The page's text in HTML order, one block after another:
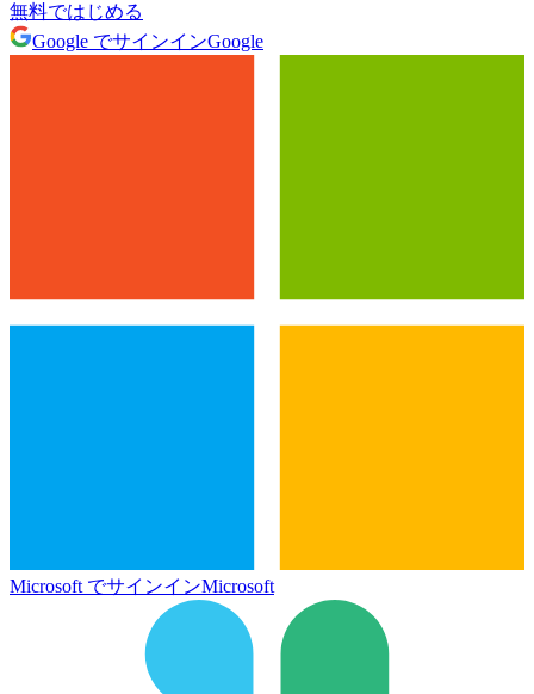
無料ではじめる
Google でサインインGoogle
Microsoft でサインインMicrosoft